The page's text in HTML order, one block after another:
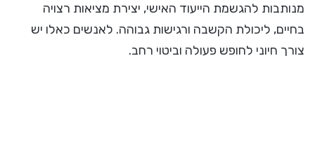
מנותבות להגשמת הייעוד האישי, יצירת מציאות רצויה
בחיים, ליכולת הקשבה ורגישות גבוהה. לאנשים כאלו יש
צורך חיוני לחופש פעולה וביטוי רחב.